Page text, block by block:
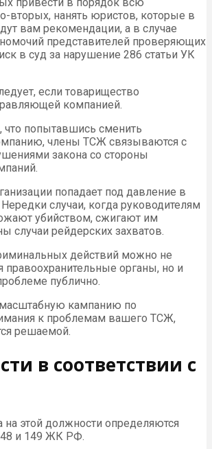
вторых, нанять юристов, которые в
вам рекомендации, а в случае
представителей проверяющих
в суд за нарушение 286 статьи УК
если товарищество
компанией.
что попытавшись сменить
члены ТСЖ связываются с
закона со стороны
попадает под давление в
случаи, когда руководителям
убийством, сжигают им
случаи рейдерских захватов.
действий можно не
правоохранительные органы, но и
публично.
масштабную кампанию по
к проблемам вашего ТСЖ,
решаемой.
в соответствии с
на этой должности определяются
и 149 ЖК РФ.